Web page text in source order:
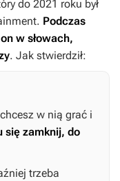
do 2021 roku był
Podczas
w słowach,
. Jak stwierdził:
w nią grać i
się zamknij, do
trzeba